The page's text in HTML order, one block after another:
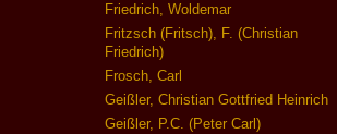
Friedrich, Woldemar
Fritzsch (Fritsch), F. (Christian
Friedrich)
Frosch, Carl
Geißler, Christian Gottfried Heinrich
Geißler, P.C. (Peter Carl)